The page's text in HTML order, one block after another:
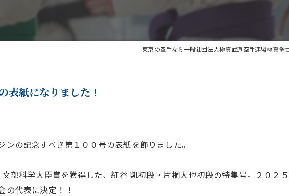
東京の空手なら一般社団法人極真武道空手連盟極真拳
表紙になりました！
ンの記念すべき第１００号の表紙を飾りました。
部科学大臣賞を獲得した、紅谷 凱初段・片桐大也初段の特集号。２０２
の代表に決定！！